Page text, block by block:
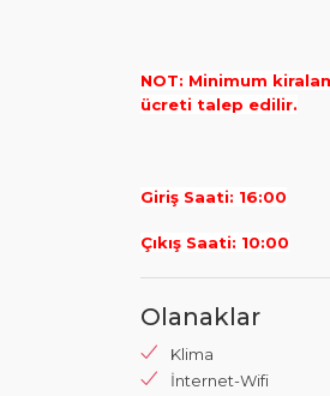
NOT: Minimum
ücreti talep edilir.
Giriş Saati: 16:00
Çıkış Saati: 10:00
Olanaklar
Klima
İnternet-Wifi